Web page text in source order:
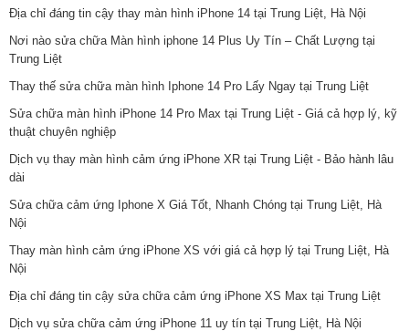
Địa chỉ đáng tin cậy thay màn hình iPhone 14 tại Trung Liệt, Hà Nội
Nơi nào sửa chữa Màn hình iphone 14 Plus Uy Tín – Chất Lượng tại
Trung Liệt
Thay thế sửa chữa màn hình Iphone 14 Pro Lấy Ngay tại Trung Liệt
Sửa chữa màn hình iPhone 14 Pro Max tại Trung Liệt - Giá cả hợp lý, kỹ
thuật chuyên nghiệp
Dịch vụ thay màn hình cảm ứng iPhone XR tại Trung Liệt - Bảo hành lâu
dài
Sửa chữa cảm ứng Iphone X Giá Tốt, Nhanh Chóng tại Trung Liệt, Hà
Nội
Thay màn hình cảm ứng iPhone XS với giá cả hợp lý tại Trung Liệt, Hà
Nội
Địa chỉ đáng tin cậy sửa chữa cảm ứng iPhone XS Max tại Trung Liệt
Dịch vụ sửa chữa cảm ứng iPhone 11 uy tín tại Trung Liệt, Hà Nội